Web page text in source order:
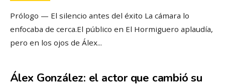
Prólogo — El silencio antes del éxito La cámara lo
enfocaba de cerca.El público en El Hormiguero aplaudía,
pero en los ojos de Álex...
Álex González: el actor que cambió su